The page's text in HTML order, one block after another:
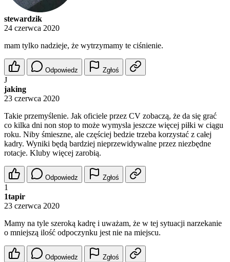
stewardzik
24 czerwca 2020
mam tylko nadzieje, że wytrzymamy te ciśnienie.
Odpowiedz Zgłoś
J
jaking
23 czerwca 2020
Takie przemyślenie. Jak oficiele przez CV zobaczą, że da się grać
co kilka dni non stop to może wymysla jeszcze więcej piłki w ciągu
roku. Niby śmieszne, ale częściej bedzie trzeba korzystać z całej
kadry. Wyniki będą bardziej nieprzewidywalne przez niezbędne
rotacje. Kluby więcej zarobią.
Odpowiedz Zgłoś
1
1tapir
23 czerwca 2020
Mamy na tyle szeroką kadrę i uważam, że w tej sytuacji narzekanie
o mniejszą ilość odpoczynku jest nie na miejscu.
Odpowiedz Zgłoś